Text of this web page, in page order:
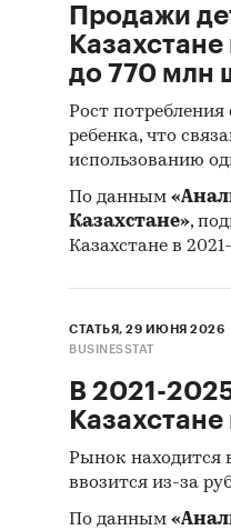
Продажи
до 770 млн
Рост потребления
ребенка, что
использованию
По данным
Казахстане»,
Казахстане в
СТАТЬЯ, 29 ИЮНЯ 2026
BUSINESSTAT
В 2021-
Рынок находится
ввозится из-за
По данным